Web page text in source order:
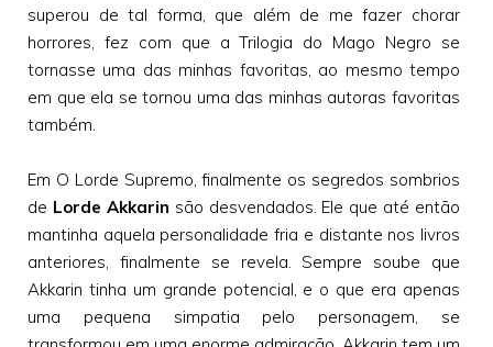
superou de tal forma, que além de me fazer chorar
horrores, fez com que a Trilogia do Mago Negro se
tornasse uma das minhas favoritas, ao mesmo tempo
em que ela se tornou uma das minhas autoras favoritas
também.
Em O Lorde Supremo, finalmente os segredos sombrios
de Lorde Akkarin são desvendados. Ele que até então
mantinha aquela personalidade fria e distante nos livros
anteriores, finalmente se revela. Sempre soube que
Akkarin tinha um grande potencial, e o que era apenas
uma pequena simpatia pelo personagem, se